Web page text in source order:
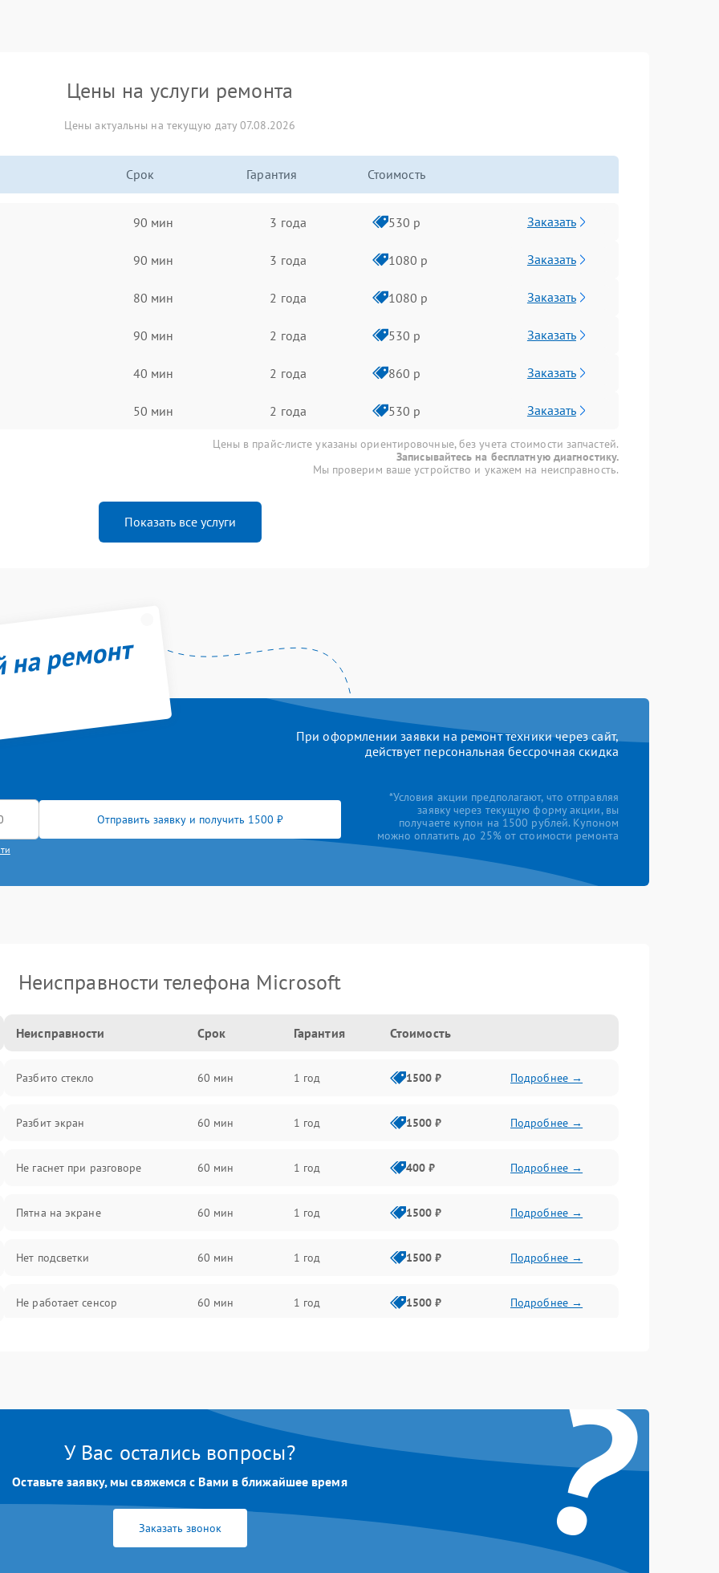
Цены на услуги ремонта
Цены актуальны на текущую дату 07.08.2026
Срок Гарантия Стоимость
90 мин 3 года 530 р Заказать
90 мин 3 года 1080 р Заказать
80 мин 2 года 1080 р Заказать
90 мин 2 года 530 р Заказать
40 мин 2 года 860 р Заказать
50 мин 2 года 530 р Заказать
Цены в прайс-листе указаны ориентировочные, без учета стоимости запчастей.
Записывайтесь на бесплатную диагностику.
Мы проверим ваше устройство и укажем на неисправность.
Показать все услуги
ремонт
При оформлении заявки на ремонт техники через сайт,
действует персональная бессрочная скидка
Отправить заявку и получить 1500 ₽
*Условия акции предполагают, что отправляя
заявку через текущую форму акции, вы
получаете купон на 1500 рублей. Купоном
можно оплатить до 25% от стоимости ремонта
Неисправности телефона Microsoft
Неисправности Срок Гарантия Стоимость
Разбито стекло 60 мин 1 год 1500 ₽ Подробнее →
Разбит экран 60 мин 1 год 1500 ₽ Подробнее →
Не гаснет при разговоре 60 мин 1 год 400 ₽ Подробнее →
Пятна на экране 60 мин 1 год 1500 ₽ Подробнее →
Нет подсветки 60 мин 1 год 1500 ₽ Подробнее →
Не работает сенсор 60 мин 1 год 1500 ₽ Подробнее →
1 год ?
У Вас остались вопросы?
Оставьте заявку, мы свяжемся с Вами в ближайшее время
Заказать звонок